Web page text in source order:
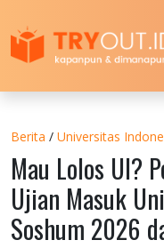
Berita / Universitas
Mau Lolos UI?
Ujian Masuk
Soshum 2026